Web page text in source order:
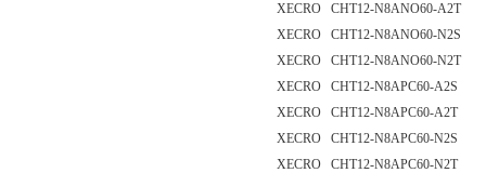
XECRO CHT12-N8ANO60-A2T
XECRO CHT12-N8ANO60-N2S
XECRO CHT12-N8ANO60-N2T
XECRO CHT12-N8APC60-A2S
XECRO CHT12-N8APC60-A2T
XECRO CHT12-N8APC60-N2S
XECRO CHT12-N8APC60-N2T